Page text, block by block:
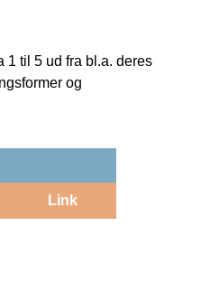
1 til 5 ud fra bl.a. deres
og
Link